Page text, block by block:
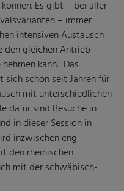
Es gibt – bei aller
– immer
intensiven Austausch
den gleichen Antrieb
kann.” Das
sich schon seit Jahren für
mit unterschiedlichen
dafür sind Besuche in
in dieser Session in
inzwischen eng
den rheinischen
mit der schwäbisch-